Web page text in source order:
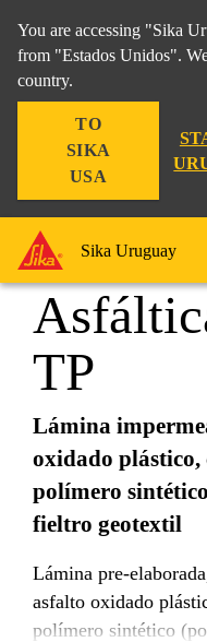
You are accessing "Sika
from "Estados Unidos".
country.
TO
SIKA
USA
Sika Uruguay
TP
Lámina
oxidado plástico,
polímero
fieltro geotextil
Lámina pre-
asfalto oxidado
polímero sintético